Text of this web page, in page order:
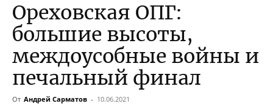
Ореховская ОПГ:
большие высоты,
междоусобные войны и
печальный финал
От Андрей Сарматов - 10.06.2021